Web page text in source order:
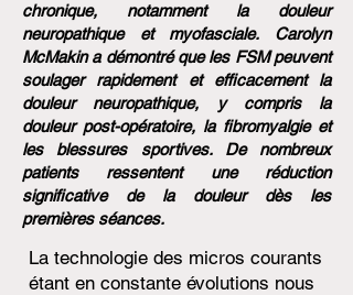
chronique, notamment la douleur
neuropathique et myofasciale. Carolyn
McMakin a démontré que les FSM peuvent
soulager rapidement et efficacement la
douleur neuropathique, y compris la
douleur post-opératoire, la fibromyalgie et
les blessures sportives. De nombreux
patients ressentent une réduction
significative de la douleur dès les
premières séances.
La technologie des micros courants
étant en constante évolutions nous